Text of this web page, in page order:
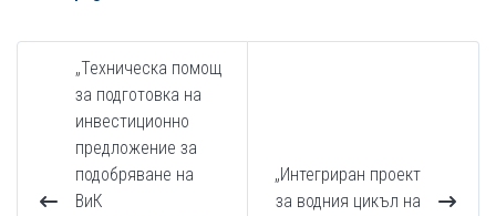
„Техническа помощ
за подготовка на
инвестиционно
предложение за
подобряване на
ВиК
„Интегриран проект
за водния цикъл на